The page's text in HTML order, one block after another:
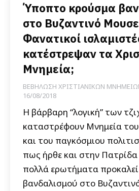
Ύποπτο κρούσμα
στο Βυζαντινό
Φανατικοί
κατέστρεψαν τα
Μνημεία;
ΒΕΒΗΛΩΣΗ ΧΡΙΣΤΙΑΝΙΚΩΝ
16/08/2018
Η βάρβαρη “λογική” των
καταστρέφουν Μνημεία
και του παγκόσμιου
πως ήρθε και στην
πολλά ερωτήματα
βανδαλισμού στο